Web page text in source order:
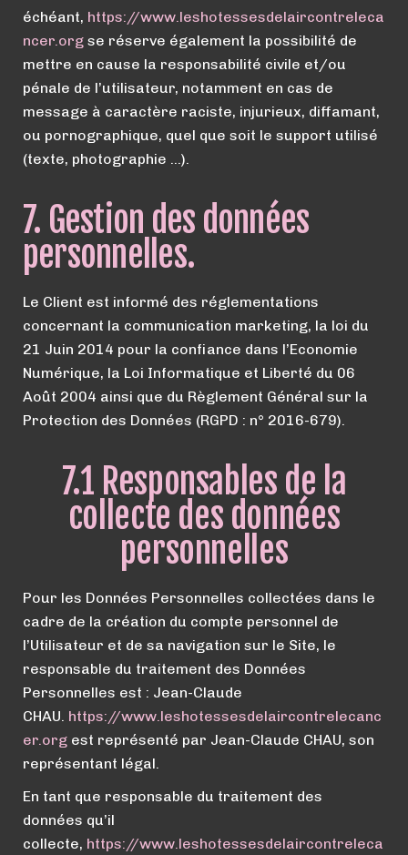
échéant, https://www.leshotessesdelaircontreleca
ncer.org se réserve également la possibilité de
mettre en cause la responsabilité civile et/ou
pénale de l’utilisateur, notamment en cas de
message à caractère raciste, injurieux, diffamant,
ou pornographique, quel que soit le support utilisé
(texte, photographie …).
7. Gestion des données
personnelles.
Le Client est informé des réglementations
concernant la communication marketing, la loi du
21 Juin 2014 pour la confiance dans l’Economie
Numérique, la Loi Informatique et Liberté du 06
Août 2004 ainsi que du Règlement Général sur la
Protection des Données (RGPD : n° 2016-679).
7.1 Responsables de la
collecte des données
personnelles
Pour les Données Personnelles collectées dans le
cadre de la création du compte personnel de
l’Utilisateur et de sa navigation sur le Site, le
responsable du traitement des Données
Personnelles est : Jean-Claude
CHAU. https://www.leshotessesdelaircontrelecanc
er.org est représenté par Jean-Claude CHAU, son
représentant légal.
En tant que responsable du traitement des
données qu’il
collecte, https://www.leshotessesdelaircontreleca